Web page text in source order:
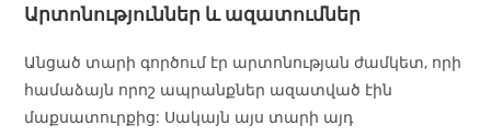
Արտոնություններ և ազատումներ
Անցած տարի գործում էր արտոնության ժամկետ, որի
համաձայն որոշ ապրանքներ ազատված էին
մաքսատուրքից: Սակայն այս տարի այդ